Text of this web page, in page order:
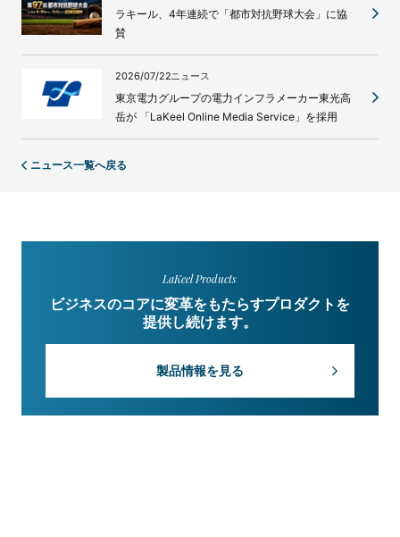
ラキール、4年連続で「都市対抗野球大会」に協
賛
2026/07/22ニュース
東京電力グループの電力インフラメーカー東光高
岳が 「LaKeel Online Media Service」を採用
ニュース一覧へ戻る
LaKeel Products
ビジネスのコアに変革をもたらすプロダクトを
提供し続けます。
製品情報を見る